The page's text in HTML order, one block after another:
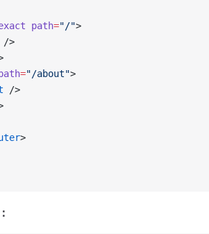
path="/">
/>
="/about">
/>
>